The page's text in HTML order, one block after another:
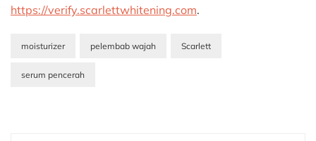
https://verify.scarlettwhitening.com.
moisturizer pelembab wajah Scarlett
serum pencerah